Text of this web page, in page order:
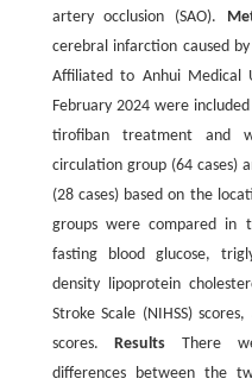
artery occlusion (SAO).
cerebral infarction caused
Affiliated to Anhui Medical
February 2024 were
tirofiban treatment and
circulation group (64 cases)
(28 cases) based on the
groups were compared in
fasting blood glucose,
density lipoprotein
Stroke Scale (NIHSS)
scores.
Results There
differences between the